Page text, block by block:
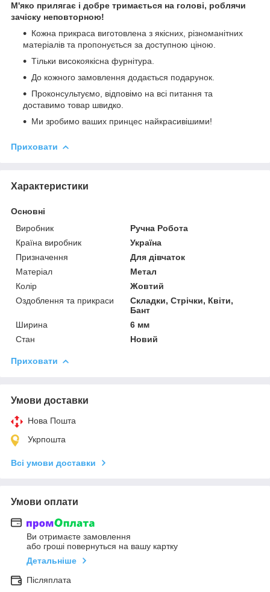
М'яко прилягає і добре тримається на голові, роблячи
зачіску неповторною!
Кожна прикраса виготовлена з якісних, різноманітних
матеріалів та пропонується за доступною ціною.
Тільки високоякісна фурнітура.
До кожного замовлення додається подарунок.
Проконсультуємо, відповімо на всі питання та
доставимо товар швидко.
Ми зробимо ваших принцес найкрасивішими!
Приховати
Характеристики
Основні
Виробник
Ручна Робота
Країна виробник
Україна
Призначення
Для дівчаток
Матеріал
Метал
Колір
Жовтий
Оздоблення та прикраси
Складки, Стрічки, Квіти,
Бант
Ширина
6 мм
Стан
Новий
Приховати
Умови доставки
Нова Пошта
Укрпошта
Всі умови доставки
Умови оплати
Ви отримаєте замовлення
або гроші повернуться на вашу картку
Детальніше
Післяплата